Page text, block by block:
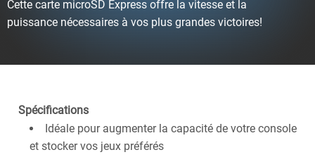
Cette carte microSD Express offre la vitesse et la
puissance nécessaires à vos plus grandes victoires!
Spécifications
Idéale pour augmenter la capacité de votre console
et stocker vos jeux préférés